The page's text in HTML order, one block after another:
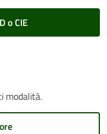
o CIE
modalità.